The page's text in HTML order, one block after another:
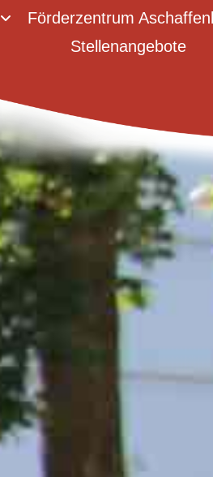
Förderzentrum
Stellenangebote